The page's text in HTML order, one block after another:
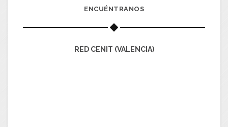
ENCUÉNTRANOS
RED CENIT (VALENCIA)